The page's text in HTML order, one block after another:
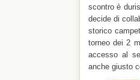
scontro è
decide di
storico
torneo dei 2
accesso al
anche giusto